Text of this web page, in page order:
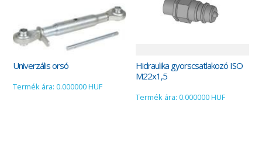
Univerzális orsó
Termék ára: 0.000000 HUF
Hidraulika gyorscsatlakozó ISO
M22x1,5
Termék ára: 0.000000 HUF